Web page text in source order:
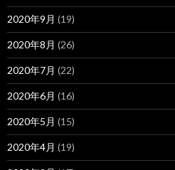
2020年9月 (19)
2020年8月 (26)
2020年7月 (22)
2020年6月 (16)
2020年5月 (15)
2020年4月 (19)